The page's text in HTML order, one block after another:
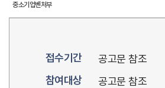
중소기업벤처부
접수기간
공고문 참조
참여대상
공고문 참조